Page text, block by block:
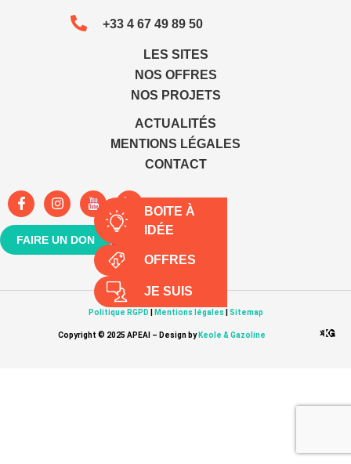
BOITE À
IDÉE
OFFRES
JE SUIS
+33 4 67 49 89 50
LES SITES
NOS OFFRES
NOS PROJETS
ACTUALITÉS
MENTIONS LÉGALES
CONTACT
FAIRE UN DON
Politique RGPD Mentions légales Sitemap
Copyright © 2025 APEAI – Design by Keole & Gazoline